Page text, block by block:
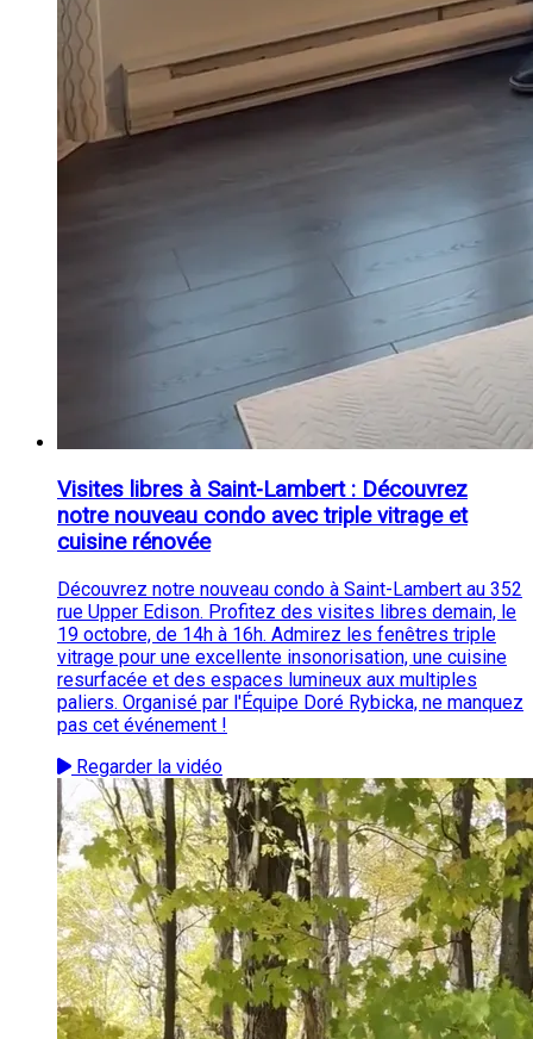
Visites libres à Saint-Lambert : Découvrez
notre nouveau condo avec triple vitrage et
cuisine rénovée
Découvrez notre nouveau condo à Saint-Lambert au 352
rue Upper Edison. Profitez des visites libres demain, le
19 octobre, de 14h à 16h. Admirez les fenêtres triple
vitrage pour une excellente insonorisation, une cuisine
resurfacée et des espaces lumineux aux multiples
paliers. Organisé par l'Équipe Doré Rybicka, ne manquez
pas cet événement !
Regarder la vidéo